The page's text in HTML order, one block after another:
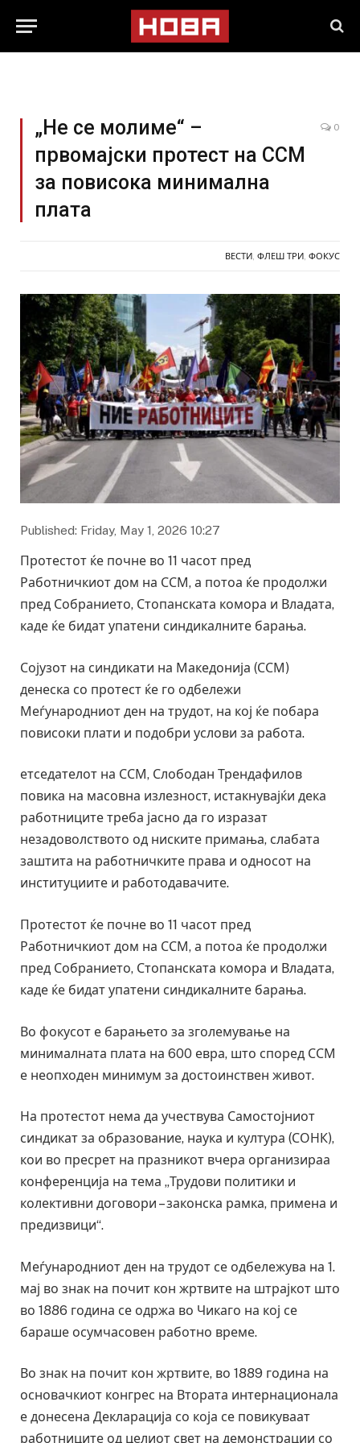
„Не се молиме“ –
првомајски протест на ССМ
за повисока минимална
плата
0
ВЕСТИ ФЛЕШ ТРИ ФОКУС
Published: Friday, May 1, 2026 10:27
Протестот ќе почне во 11 часот пред
Работничкиот дом на ССМ, а потоа ќе продолжи
пред Собранието, Стопанската комора и Владата,
каде ќе бидат упатени синдикалните барања.
Сојузот на синдикати на Македонија (ССМ)
денеска со протест ќе го одбележи
Меѓународниот ден на трудот, на кој ќе побара
повисоки плати и подобри услови за работа.
етседателот на ССМ, Слободан Трендафилов
повика на масовна излезност, истакнувајќи дека
работниците треба јасно да го изразат
незадоволството од ниските примања, слабата
заштита на работничките права и односот на
институциите и работодавачите.
Протестот ќе почне во 11 часот пред
Работничкиот дом на ССМ, а потоа ќе продолжи
пред Собранието, Стопанската комора и Владата,
каде ќе бидат упатени синдикалните барања.
Во фокусот е барањето за зголемување на
минималната плата на 600 евра, што според ССМ
е неопходен минимум за достоинствен живот.
На протестот нема да учествува Самостојниот
синдикат за образование, наука и култура (СОНК),
кои во пресрет на празникот вчера организираа
конференција на тема „Трудови политики и
колективни договори – законска рамка, примена и
предизвици“.
Меѓународниот ден на трудот се одбележува на 1.
мај во знак на почит кон жртвите на штрајкот што
во 1886 година се одржа во Чикаго на кој се
бараше осумчасовен работно време.
Во знак на почит кон жртвите, во 1889 година на
основачкиот конгрес на Втората интернационала
е донесена Декларација со која се повикуваат
работниците од целиот свет на демонстрации со